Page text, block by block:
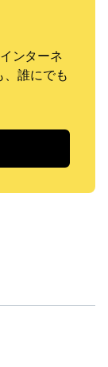
ンターネ
、誰にでも